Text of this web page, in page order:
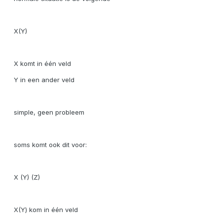
X(Y)
X komt in één veld
Y in een ander veld
simple, geen probleem
soms komt ook dit voor:
X (Y) (Z)
X(Y) kom in één veld